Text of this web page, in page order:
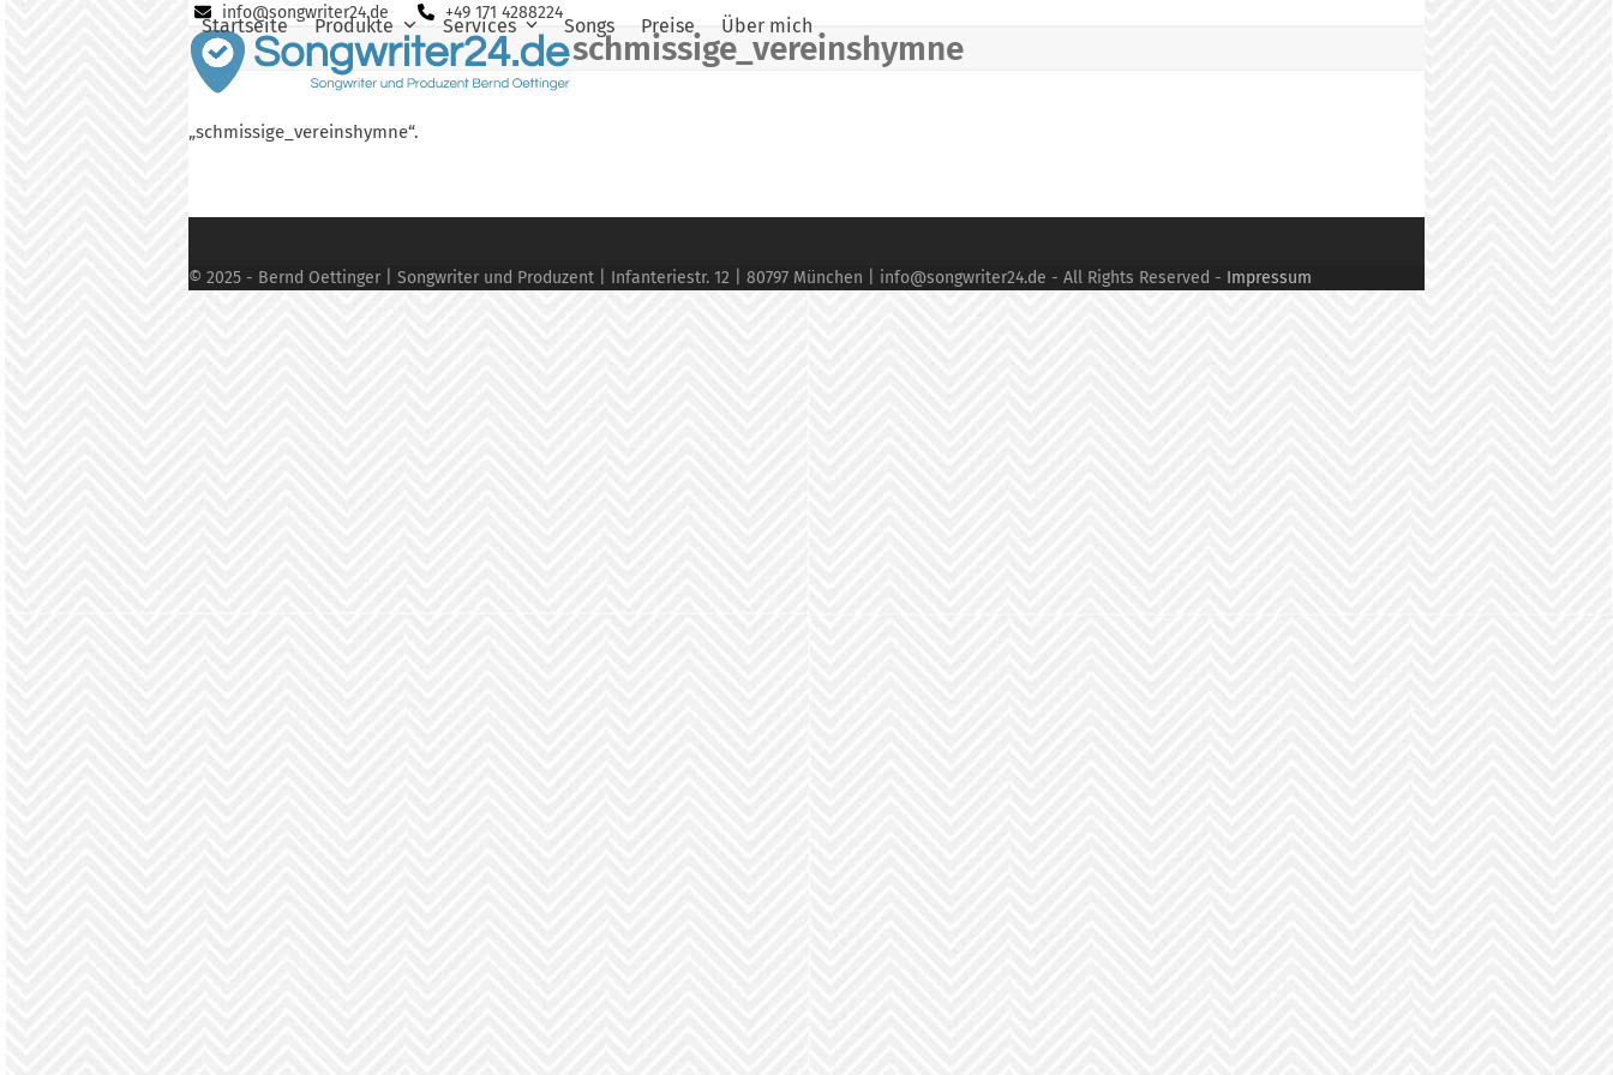
info@songwriter24.de +49 171 4288224
Startseite Produkte Services Songs Preise Über mich
schmissige_vereinshymne
„schmissige_vereinshymne“.
© 2025 - Bernd Oettinger | Songwriter und Produzent | Infanteriestr. 12 | 80797 München | info@songwriter24.de - All Rights Reserved - Impressum